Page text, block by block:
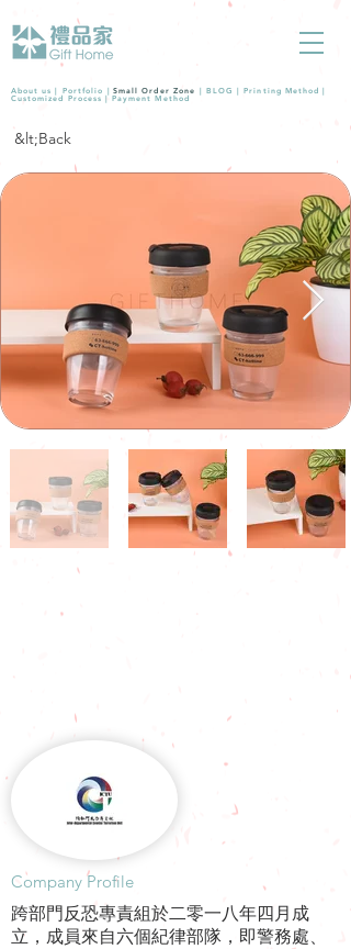
About us | Portfolio | Small Order Zone | BLOG |Printing Method |
Customized Process |Payment Method
&lt;Back
​Company Profile
跨部門反恐專責組於二零一八年四月成
立，成員來自六個紀律部隊，即警務處、